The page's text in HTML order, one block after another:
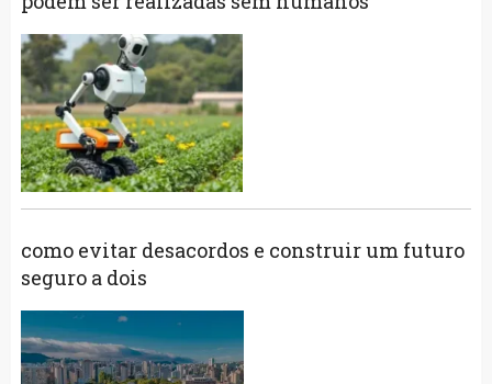
como evitar desacordos e construir um futuro
seguro a dois